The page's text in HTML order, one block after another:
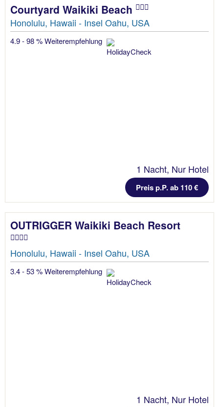
Courtyard Waikiki Beach
Honolulu, Hawaii - Insel Oahu, USA
4.9 - 98 % Weiterempfehlung
1 Nacht, Nur Hotel
Preis p.P. ab 110 €
OUTRIGGER Waikiki Beach Resort
Honolulu, Hawaii - Insel Oahu, USA
3.4 - 53 % Weiterempfehlung
1 Nacht, Nur Hotel